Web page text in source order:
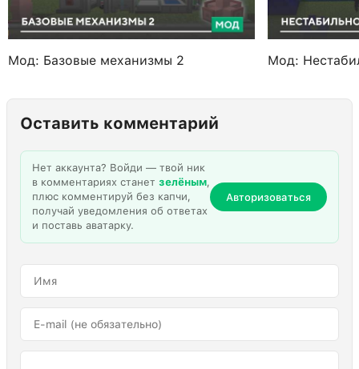
Мод: Базовые механизмы 2 Мод:
Оставить комментарий
Нет аккаунта? Войди — твой ник
в комментариях станет зелёным,
плюс комментируй без капчи,
получай уведомления об ответах
и поставь аватарку.
Авторизоваться